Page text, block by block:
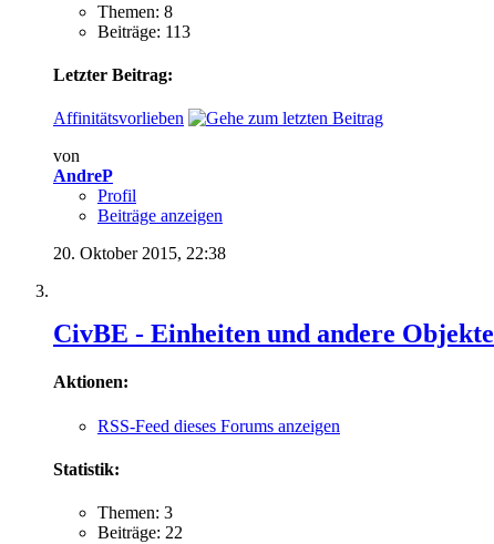
Themen: 8
Beiträge: 113
Letzter Beitrag:
Affinitätsvorlieben
von
AndreP
Profil
Beiträge anzeigen
20. Oktober 2015, 22:38
CivBE - Einheiten und andere Objekte
Aktionen:
RSS-Feed dieses Forums anzeigen
Statistik:
Themen: 3
Beiträge: 22